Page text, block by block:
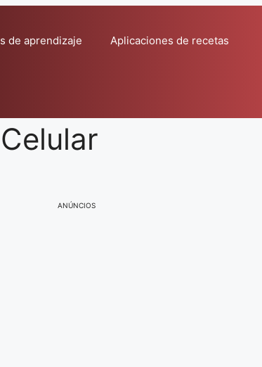
de aprendizaje Aplicaciones de recetas
ANÚNCIOS